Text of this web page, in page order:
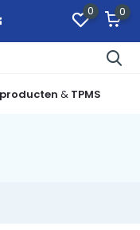
0 0
& TPMS